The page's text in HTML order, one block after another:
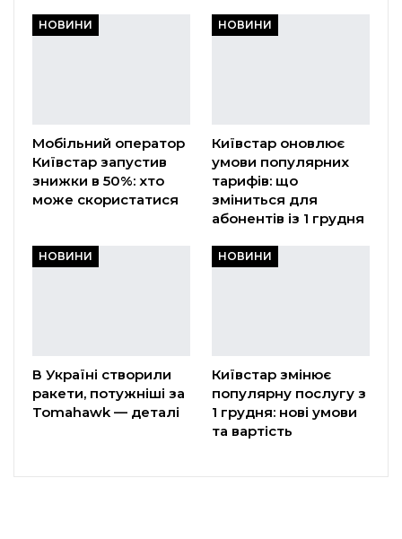
НОВИНИ
Мобільний оператор
Київстар запустив
знижки в 50%: хто
може скористатися
НОВИНИ
Київстар оновлює
умови популярних
тарифів: що
зміниться для
абонентів із 1 грудня
НОВИНИ
В Україні створили
ракети, потужніші за
Tomahawk — деталі
НОВИНИ
Київстар змінює
популярну послугу з
1 грудня: нові умови
та вартість